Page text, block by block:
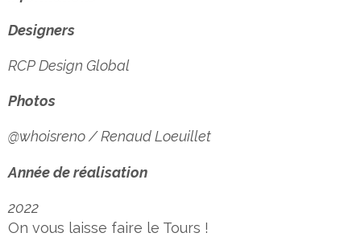
Designers
RCP Design Global
Photos
@whoisreno / Renaud Loeuillet
Année de réalisation
2022
On vous laisse faire le Tours !